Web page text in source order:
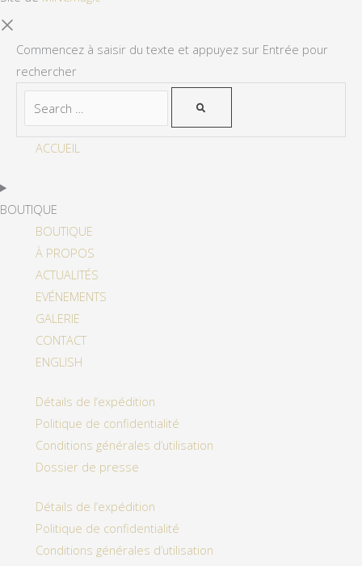
Commencez à saisir du texte et appuyez sur Entrée pour
rechercher
ACCUEIL
BOUTIQUE
BOUTIQUE
À PROPOS
ACTUALITÉS
EVÉNEMENTS
GALERIE
CONTACT
ENGLISH
Détails de l’expédition
Politique de confidentialité
Conditions générales d’utilisation
Dossier de presse
Détails de l’expédition
Politique de confidentialité
Conditions générales d’utilisation